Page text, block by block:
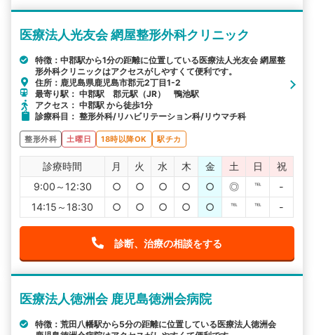
医療法人光友会 網屋整形外科クリニック
特徴：中郡駅から1分の距離に位置している医療法人光友会 網屋整
形外科クリニックはアクセスがしやすくて便利です。
住所：鹿児島県鹿児島市郡元2丁目1-2
最寄り駅： 中郡駅 郡元駅（JR） 鴨池駅
アクセス： 中郡駅 から徒歩1分
診療科目： 整形外科/リハビリテーション科/リウマチ科
整形外科 土曜日 18時以降OK 駅チカ
診療時間 月 火 水 木 金 土 日
祝
9:00～12:30
○ ○ ○ ○ ○ ◎ ℡
-
14:15～18:30
○ ○ ○ ○ ○ ℡ ℡ -
診断、治療の相談をする
医療法人徳洲会 鹿児島徳洲会病院
特徴：荒田八幡駅から5分の距離に位置している医療法人徳洲会